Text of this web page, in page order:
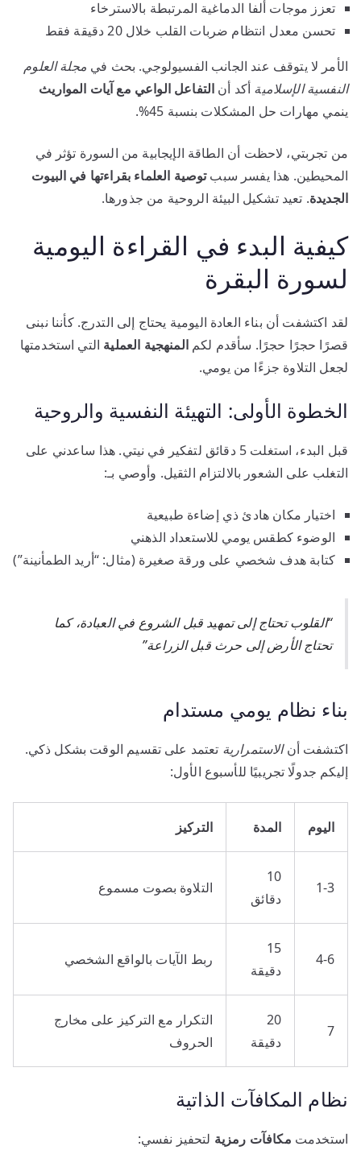
تعزز موجات ألفا الدماغية المرتبطة بالاسترخاء
تحسن معدل انتظام ضربات القلب خلال 20 دقيقة فقط
الأمر لا يتوقف عند الجانب الفسيولوجي. بحث في مجلة العلوم
النفسية الإسلامية أكد أن التفاعل الواعي مع آيات المواريث
ينمي مهارات حل المشكلات بنسبة 45%.
من تجربتي، لاحظت أن الطاقة الإيجابية من السورة تؤثر في
المحيطين. هذا يفسر سببتوصية العلماء بقراءتها في البيوت
الجديدة. تعيد تشكيل البيئة الروحية من جذورها.
كيفية البدء في القراءة اليومية
لسورة البقرة
لقد اكتشفت أن بناء العادة اليومية يحتاج إلى التدرج. كأننا نبنى
قصرًا حجرًا حجرًا. سأقدم لكمالمنهجية العملية التي استخدمتها
لجعل التلاوة جزءًا من يومي.
الخطوة الأولى: التهيئة النفسية والروحية
قبل البدء، استغلت 5 دقائق لتفكير في نيتي. هذا ساعدني على
التغلب على الشعور بالالتزام الثقيل. وأوصي بـ:
اختيار مكان هادئ ذي إضاءة طبيعية
الوضوء كطقس يومي للاستعداد الذهني
كتابة هدف شخصي على ورقة صغيرة (مثال: “أريد الطمأنينة”)
“القلوب تحتاج إلى تمهيد قبل الشروع في العبادة، كما
تحتاج الأرض إلى حرث قبل الزراعة”
بناء نظام يومي مستدام
اكتشفت أنالاستمرارية تعتمد على تقسيم الوقت بشكل ذكي.
إليكم جدولًا تجريبيًا للأسبوع الأول:
اليوم المدة التركيز
1-3
10
دقائق
التلاوة بصوت مسموع
4-6
15
دقيقة
ربط الآيات بالواقع الشخصي
7
20
دقيقة
التكرار مع التركيز على مخارج
الحروف
نظام المكافآت الذاتية
استخدمت مكافآت رمزية لتحفيز نفسي: